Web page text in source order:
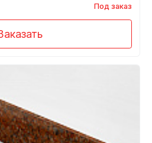
Под заказ